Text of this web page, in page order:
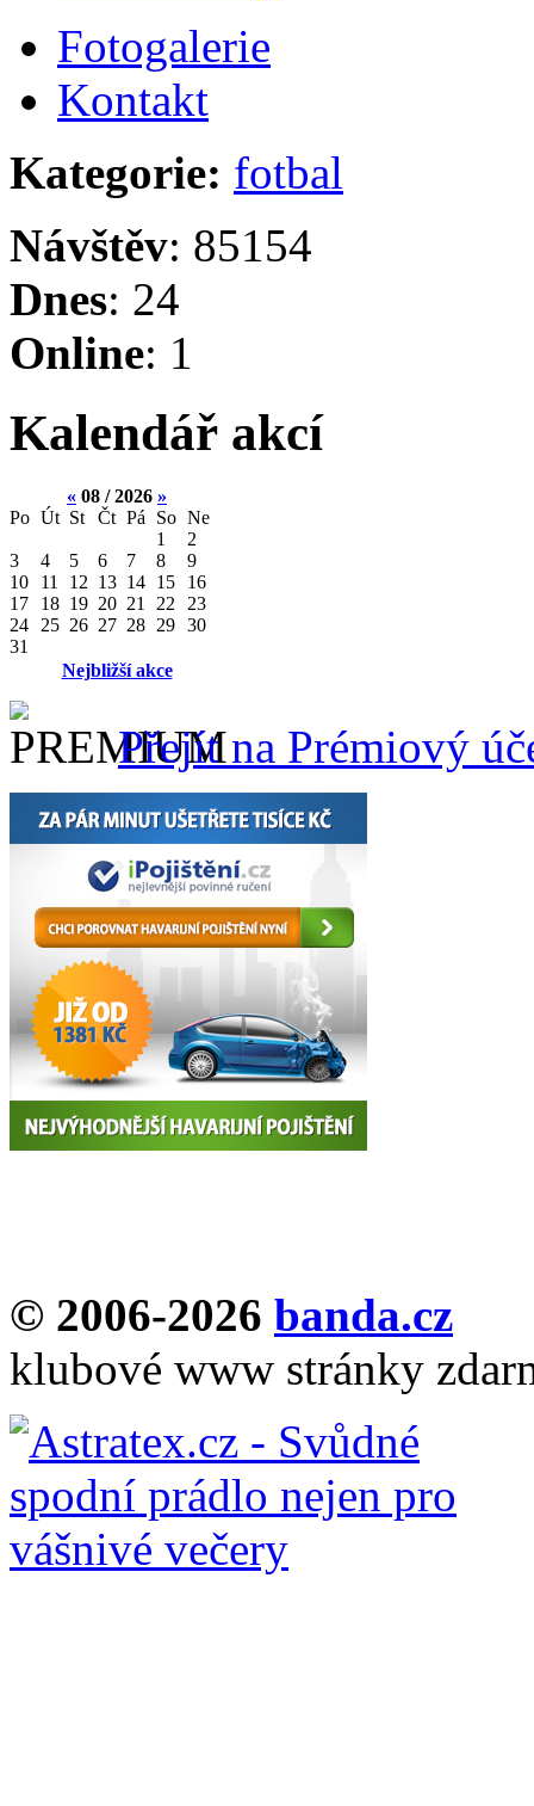
Fotogalerie
Kontakt
Kategorie: fotbal
Návštěv: 85154
Dnes: 24
Online: 1
Kalendář akcí
« 08 / 2026 »
Po Út St Čt Pá So Ne
1
2
3
4 5 6 7 8
9
10
11 12 13 14 15
16
17
18 19 20 21 22
23
24
25 26 27 28 29 30
31
Nejbližší akce
Přejít na Prémiový
© 2006-2026 banda.cz
klubové www stránky